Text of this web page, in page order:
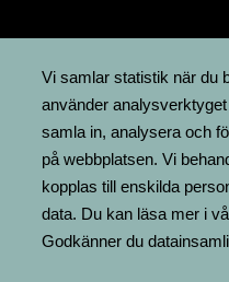
Vi samlar statistik när du
använder
samla in, analysera och
på webbplatsen. Vi
kopplas till enskilda
data. Du kan läsa mer i
Godkänner du